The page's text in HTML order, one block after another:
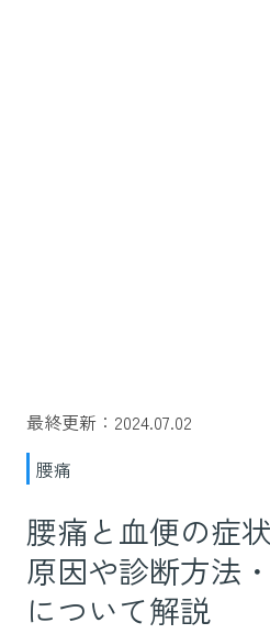
最終更新：2024.07.02
腰痛
腰痛と血便の症
原因や診断方法
について解説